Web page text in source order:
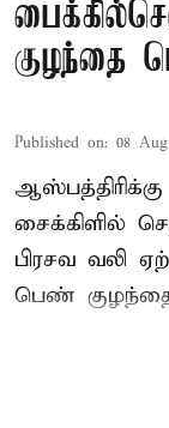
குழந்தை
Published on: 08
சைக்கிளில்
பிரசவ வலி
பெண்